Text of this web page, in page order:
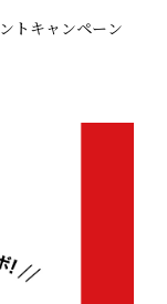
トキャンペーン